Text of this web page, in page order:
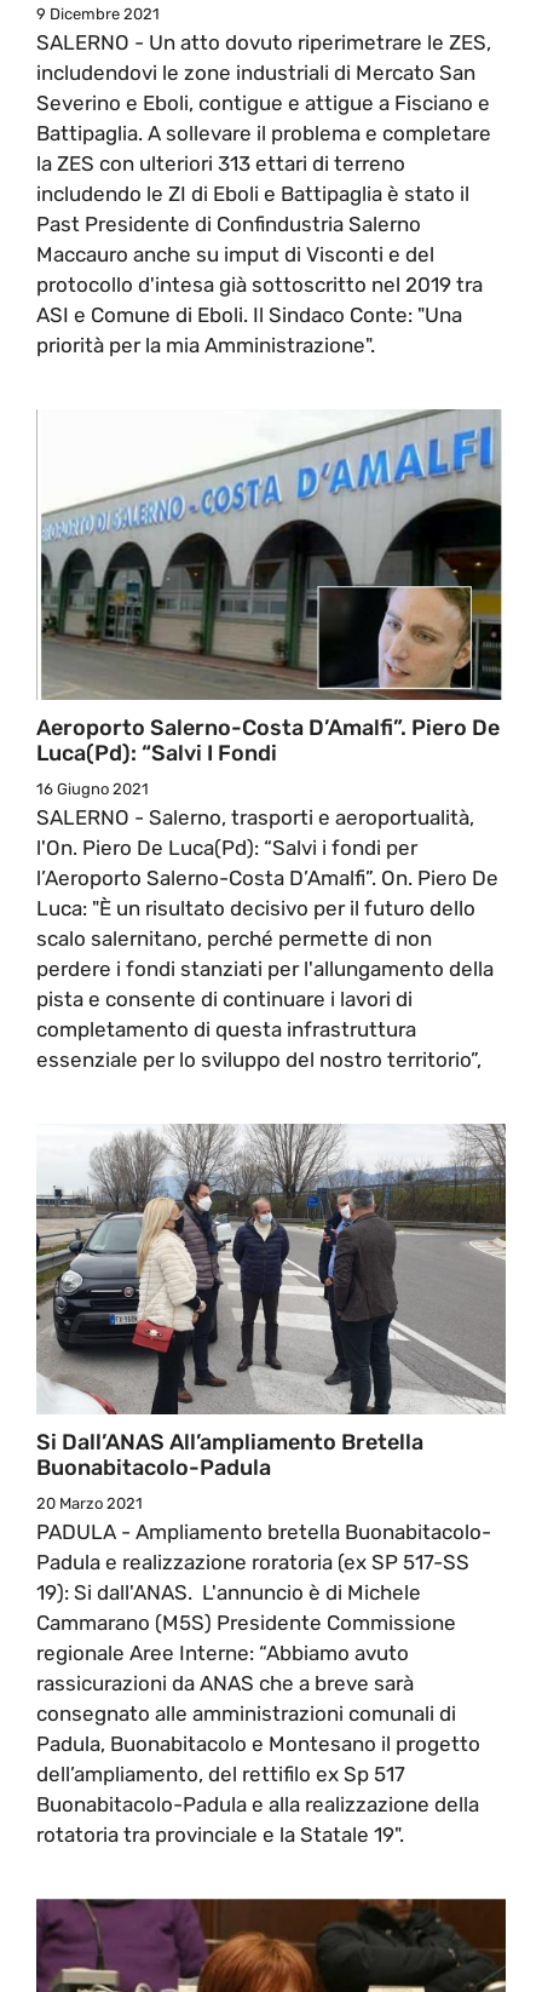
9 Dicembre 2021
SALERNO - Un atto dovuto riperimetrare le ZES,
includendovi le zone industriali di Mercato San
Severino e Eboli, contigue e attigue a Fisciano e
Battipaglia. A sollevare il problema e completare
la ZES con ulteriori 313 ettari di terreno
includendo le ZI di Eboli e Battipaglia è stato il
Past Presidente di Confindustria Salerno
Maccauro anche su imput di Visconti e del
protocollo d'intesa già sottoscritto nel 2019 tra
ASI e Comune di Eboli. Il Sindaco Conte: "Una
priorità per la mia Amministrazione".
Aeroporto Salerno-Costa D’Amalfi”. Piero De
Luca(Pd): “Salvi I Fondi
16 Giugno 2021
SALERNO - Salerno, trasporti e aeroportualità,
l'On. Piero De Luca(Pd): “Salvi i fondi per
l’Aeroporto Salerno-Costa D’Amalfi”. On. Piero De
Luca: "È un risultato decisivo per il futuro dello
scalo salernitano, perché permette di non
perdere i fondi stanziati per l'allungamento della
pista e consente di continuare i lavori di
completamento di questa infrastruttura
essenziale per lo sviluppo del nostro territorio”,
Si Dall’ANAS All’ampliamento Bretella
Buonabitacolo-Padula
20 Marzo 2021
PADULA - Ampliamento bretella Buonabitacolo-
Padula e realizzazione roratoria (ex SP 517-SS
19): Si dall'ANAS. L'annuncio è di Michele
Cammarano (M5S) Presidente Commissione
regionale Aree Interne: “Abbiamo avuto
rassicurazioni da ANAS che a breve sarà
consegnato alle amministrazioni comunali di
Padula, Buonabitacolo e Montesano il progetto
dell’ampliamento, del rettifilo ex Sp 517
Buonabitacolo-Padula e alla realizzazione della
rotatoria tra provinciale e la Statale 19".